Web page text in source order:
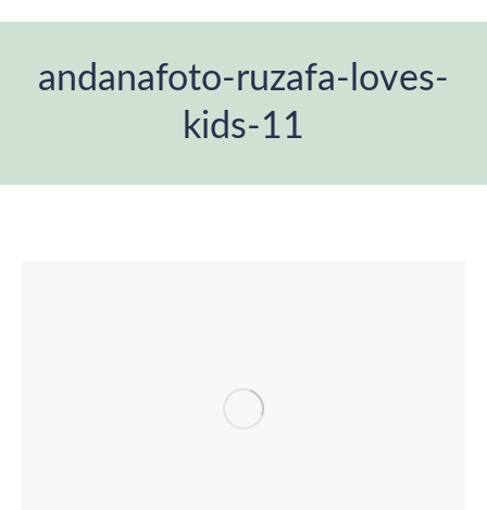
andanafoto-ruzafa-loves-
kids-11